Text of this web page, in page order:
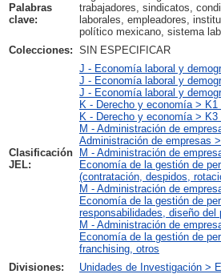
Palabras
clave:
trabajadores, sindicatos,
laborales, empleadores,
político mexicano, sistema
Colecciones: SIN ESPECIFICAR
Clasificación
JEL:
J - Economía laboral y
J - Economía laboral y
J - Economía laboral y
K - Derecho y economía >
K - Derecho y economía >
M - Administración de
Administración de empresas
M - Administración de
Economía de la gestión de
(contratación, despidos,
M - Administración de
Economía de la gestión de
responsabilidades, diseño
M - Administración de
Economía de la gestión de
franchising, otros
Divisiones:
Unidades de Investigación >